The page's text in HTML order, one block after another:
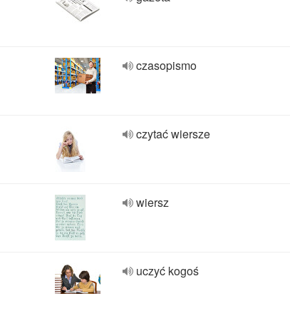
czasopismo
czytać wiersze
wiersz
uczyć kogoś